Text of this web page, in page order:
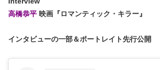
高橋恭平 映画『ロマンティック・キラー』
インタビューの一部＆ポートレイト先行公開